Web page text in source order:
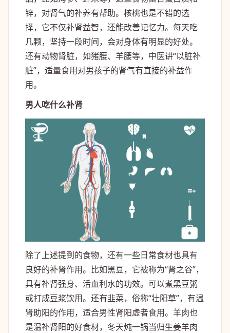
锌，对肾气的补养有帮助。核桃也是不错的选
择，它不仅补肾益智，还能改善记忆力。每天吃
几颗，坚持一段时间，会对身体有明显的好处。
还有动物肾脏，如猪腰、羊腰等，中医讲“以脏补
脏”，适量食用对男孩子的肾气有直接的补益作
用。
男人吃什么补肾
除了上述提到的食物，还有一些日常食材也具有
良好的补肾作用。比如黑豆，它被称为“肾之谷”，
具有补肾强身、活血利水的功效。可以煮黑豆粥
或打成豆浆饮用。还有韭菜，俗称“壮阳草”，有温
肾助阳的作用，适合男性肾阳虚者食用。羊肉也
是温补肾阳的好食材，冬天炖一锅当归生姜羊肉